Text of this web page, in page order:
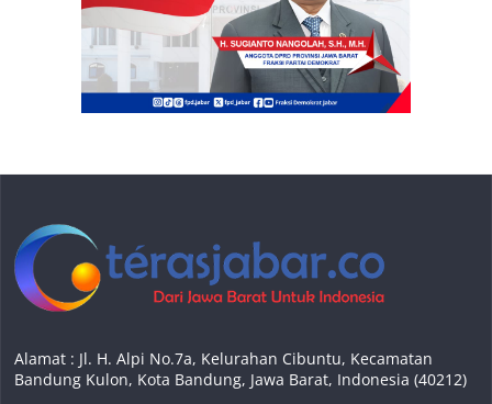
Alamat : Jl. H. Alpi No.7a, Kelurahan Cibuntu, Kecamatan
Bandung Kulon, Kota Bandung, Jawa Barat, Indonesia (40212)